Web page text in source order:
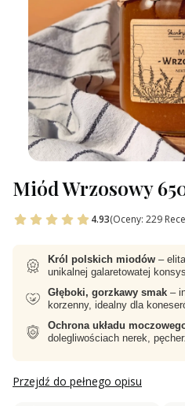
Miód Wrzosowy
4.93(Oceny: 229
Król polskich miodów –
unikalnej galaretowatej
Głęboki, gorzkawy smak –
korzenny, idealny dla
Ochrona układu
dolegliwościach nerek,
Przejdź do pełnego opisu